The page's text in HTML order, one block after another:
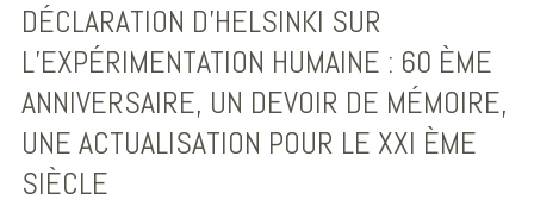
DÉCLARATION D’HELSINKI SUR
L’EXPÉRIMENTATION HUMAINE : 60 ÈME
ANNIVERSAIRE, UN DEVOIR DE MÉMOIRE,
UNE ACTUALISATION POUR LE XXI ÈME
SIÈCLE